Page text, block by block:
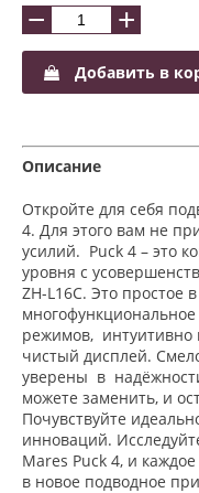
− +
Добавить в
Описание
Откройте для себя
4. Для этого вам не
усилий. Puck 4 – это
уровня с
ZH-L16C. Это простое
режимов, интуитивно
чистый дисплей.
уверены в
можете заменить, и
Почувствуйте
инноваций.
Mares Puck 4, и
в новое подводное